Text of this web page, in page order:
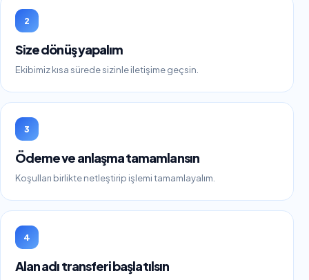
2
Size dönüş yapalım
Ekibimiz kısa sürede sizinle iletişime geçsin.
3
Ödeme ve anlaşma tamamlansın
Koşulları birlikte netleştirip işlemi tamamlayalım.
4
Alan adı transferi başlatılsın